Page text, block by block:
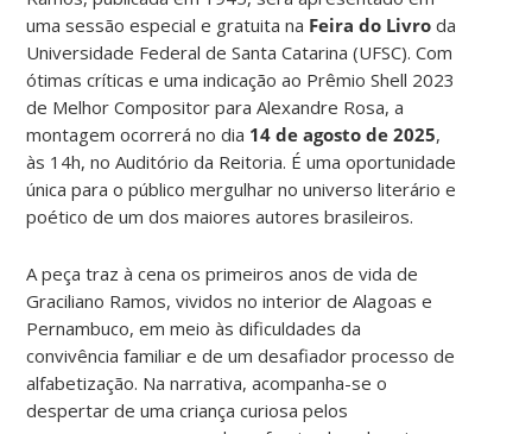
uma sessão especial e gratuita na Feira do Livro da
Universidade Federal de Santa Catarina (UFSC). Com
ótimas críticas e uma indicação ao Prêmio Shell 2023
de Melhor Compositor para Alexandre Rosa, a
montagem ocorrerá no dia 14 de agosto de 2025,
às 14h, no Auditório da Reitoria. É uma oportunidade
única para o público mergulhar no universo literário e
poético de um dos maiores autores brasileiros.
A peça traz à cena os primeiros anos de vida de
Graciliano Ramos, vividos no interior de Alagoas e
Pernambuco, em meio às dificuldades da
convivência familiar e de um desafiador processo de
alfabetização. Na narrativa, acompanha-se o
despertar de uma criança curiosa pelos